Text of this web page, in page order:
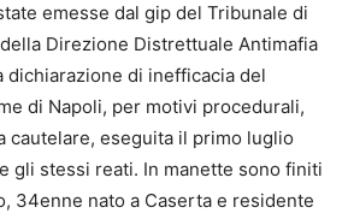
emesse dal gip del Tribunale di
Direzione Distrettuale Antimafia
dichiarazione di inefficacia del
di Napoli, per motivi procedurali,
cautelare, eseguita il primo luglio
gli stessi reati. In manette sono finiti
34enne nato a Caserta e residente